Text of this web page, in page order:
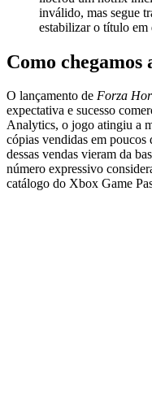
inválido, mas segue
estabilizar o título em
Como chegamos
O lançamento de Forza
expectativa e sucesso
Analytics, o jogo atingiu a
cópias vendidas em
dessas vendas vieram da
número expressivo
catálogo do Xbox Game